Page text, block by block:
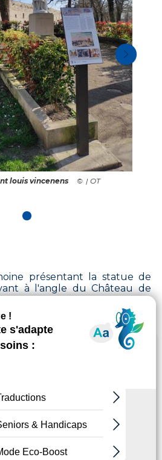
louis vincenens | OT
présentant la statue de
à l'angle du Château de
jours.